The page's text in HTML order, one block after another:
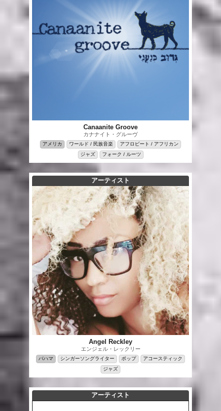
Canaanite Groove
カナナイト・グルーヴ
アメリカ ワールド / 民族音楽
アフロビート / アフリカン
ジャズ
フォーク / ルーツ
アーティスト
Angel Reckley
エンジェル・レックリー
バハマ シンガーソングライター ポップ
アコースティック
ジャズ
アーティスト